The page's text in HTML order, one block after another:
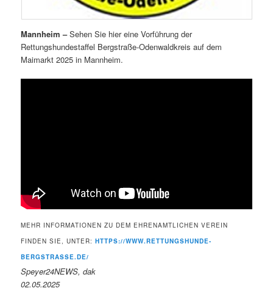
Mannheim –Sehen Sie hier eine Vorführung der
Rettungshundestaffel Bergstraße-Odenwaldkreis auf dem
Maimarkt 2025 in Mannheim.
MEHR INFORMATIONEN ZU DEM EHRENAMTLICHEN VEREIN
FINDEN SIE, UNTER:HTTPS://WWW.RETTUNGSHUNDE-
BERGSTRASSE.DE/
Speyer24NEWS, dak
02.05.2025